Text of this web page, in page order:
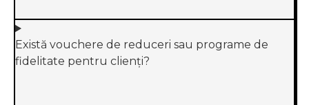
Există vouchere de reduceri sau programe de
fidelitate pentru clienți?